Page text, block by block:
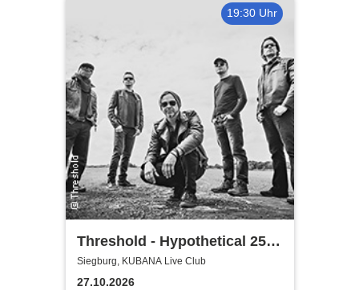
19:30 Uhr
Threshold - Hypothetical 25th
Anniversary Tour
Siegburg, KUBANA Live Club
27.10.2026